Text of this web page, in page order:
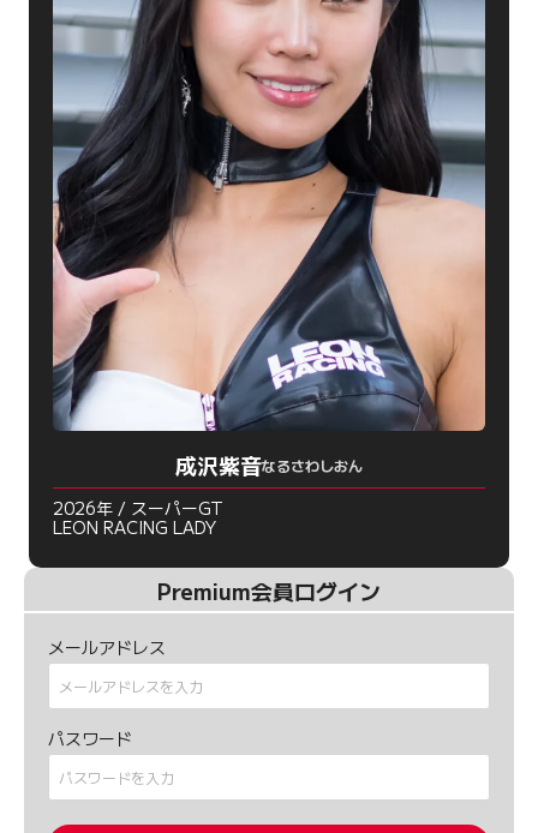
成沢紫音なるさわしおん
2026年 / スーパーGT
LEON RACING LADY
Premium会員ログイン
メールアドレス
パスワード